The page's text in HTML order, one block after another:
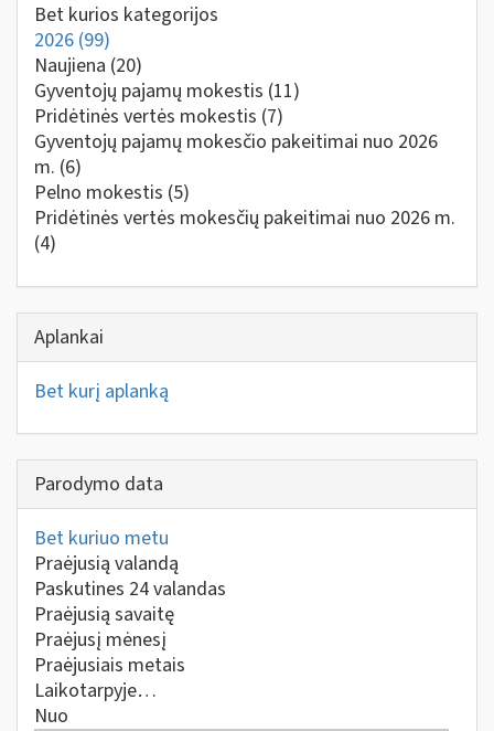
Bet kurios kategorijos
2026 (99)
Naujiena (20)
Gyventojų pajamų mokestis (11)
Pridėtinės vertės mokestis (7)
Gyventojų pajamų mokesčio pakeitimai nuo 2026
m. (6)
Pelno mokestis (5)
Pridėtinės vertės mokesčių pakeitimai nuo 2026 m.
(4)
Aplankai
Bet kurį aplanką
Parodymo data
Bet kuriuo metu
Praėjusią valandą
Paskutines 24 valandas
Praėjusią savaitę
Praėjusį mėnesį
Praėjusiais metais
Laikotarpyje…
Nuo